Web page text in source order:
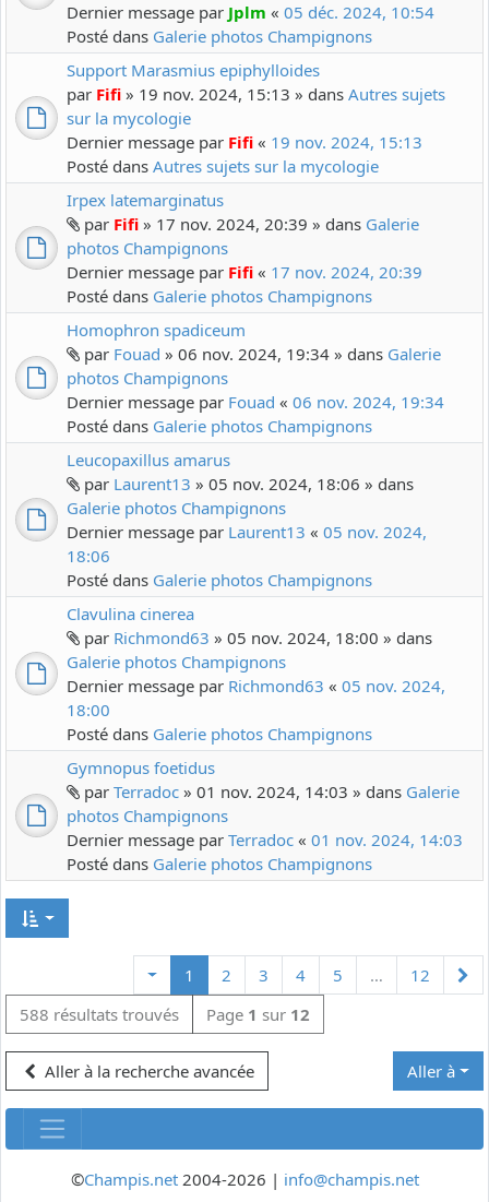
Dernier message par Jplm « 05 déc. 2024, 10:54
Posté dans Galerie photos Champignons
Support Marasmius epiphylloides
par Fifi » 19 nov. 2024, 15:13 » dans Autres sujets
sur la mycologie
Dernier message par Fifi « 19 nov. 2024, 15:13
Posté dans Autres sujets sur la mycologie
Irpex latemarginatus
par Fifi » 17 nov. 2024, 20:39 » dans Galerie
photos Champignons
Dernier message par Fifi « 17 nov. 2024, 20:39
Posté dans Galerie photos Champignons
Homophron spadiceum
par Fouad » 06 nov. 2024, 19:34 » dans Galerie
photos Champignons
Dernier message par Fouad « 06 nov. 2024, 19:34
Posté dans Galerie photos Champignons
Leucopaxillus amarus
par Laurent13 » 05 nov. 2024, 18:06 » dans
Galerie photos Champignons
Dernier message par Laurent13 « 05 nov. 2024,
18:06
Posté dans Galerie photos Champignons
Clavulina cinerea
par Richmond63 » 05 nov. 2024, 18:00 » dans
Galerie photos Champignons
Dernier message par Richmond63 « 05 nov. 2024,
18:00
Posté dans Galerie photos Champignons
Gymnopus foetidus
par Terradoc » 01 nov. 2024, 14:03 » dans Galerie
photos Champignons
Dernier message par Terradoc « 01 nov. 2024, 14:03
Posté dans Galerie photos Champignons
1 2 3 4 5 … 12
588 résultats trouvés
Page 1 sur 12
Aller à la recherche avancée Aller à
©Champis.net2004-2026 | info@champis.net